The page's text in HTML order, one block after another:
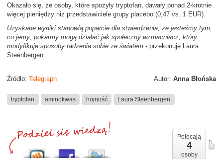
Okazało się, że osoby, które spożyły tryptofan, dawały ponad 2-krotnie
więcej pieniędzy niż przedstawiciele grupy placebo (0,47 vs. 1 EUR).
Uzyskane wyniki stanowią poparcie dla stwierdzenia, że jesteśmy tym,
co jemy; pokarmy mogą działać jak społeczny wzmacniacz, który
modyfikuje sposoby radzenia sobie ze światem - przekonuje Laura
Steenbergen.
Autor: Anna Błońska
Źródło: Telegraph
tryptofan aminokwas hojność Laura Steenbergen
Polecają
4
osoby